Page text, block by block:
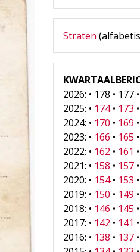
Straten
2026: • 178 • 177 •
2025: • 174• 173 •
2024: • 170 • 169 •
2023: • 166 • 165 •
2022: • 162 • 161 •
2021: • 158 • 157 •
2020: • 154• 153 •
2019: • 150 • 149 •
2018: • 146 • 145 •
2017: • 142 • 141 •
2016: • 138 • 137 •